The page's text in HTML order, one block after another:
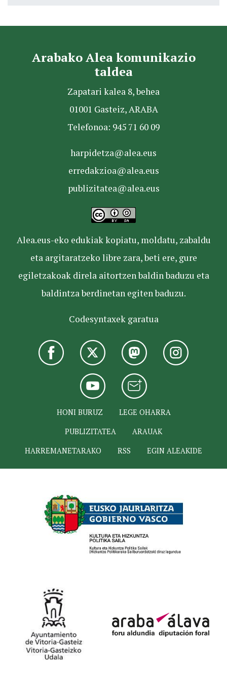
Arabako Alea komunikazio
taldea
Zapatari kalea 8, behea
01001 Gasteiz, ARABA
Telefonoa: 945 71 60 09
harpidetza@alea.eus
erredakzioa@alea.eus
publizitatea@alea.eus
Alea.eus-eko edukiak kopiatu, moldatu, zabaldu
eta argitaratzeko libre zara, beti ere, gure
egiletzakoak direla aitortzen baldin baduzu eta
baldintza berdinetan egiten baduzu.
Codesyntaxek garatua
HONI BURUZ
LEGE OHARRA
PUBLIZITATEA
ARAUAK
HARREMANETARAKO
RSS EGIN ALEAKIDE